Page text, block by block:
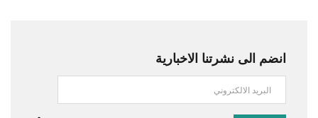
انضم الى نشرتنا الاخبارية